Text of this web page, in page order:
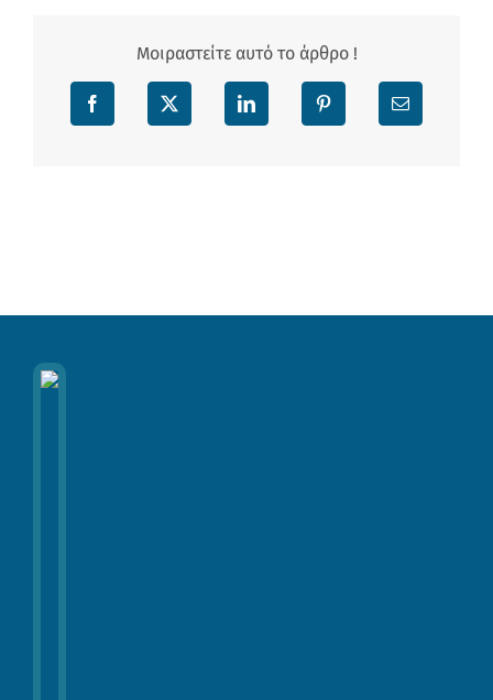
Μοιραστείτε αυτό το άρθρο !
Facebook X LinkedIn Pinterest Email